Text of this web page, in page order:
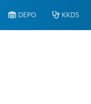
DEPO KKDS